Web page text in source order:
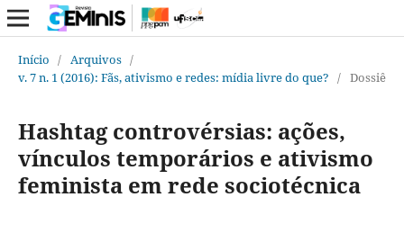
Início / Arquivos /
v. 7 n. 1 (2016): Fãs, ativismo e redes: mídia livre do que? / Dossiê
Hashtag controvérsias: ações,
vínculos temporários e ativismo
feminista em rede sociotécnica